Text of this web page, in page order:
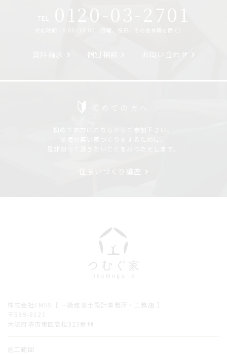
0120-03-2701
対応時間：9:00~18:00（日曜、祝日、その他休暇を除く）
個別相談 お問い合わせ
株式会社EMSS［ 一級建築士設計事務所・工務店 ］
〒599-8121
大阪府堺市東区高松323番地
施工範囲